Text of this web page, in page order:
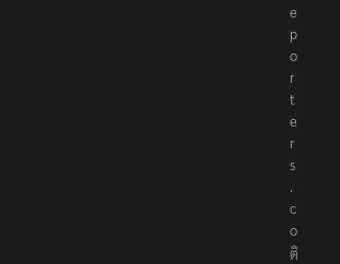
e
p
o
r
t
e
r
s
.
c
o
ติ